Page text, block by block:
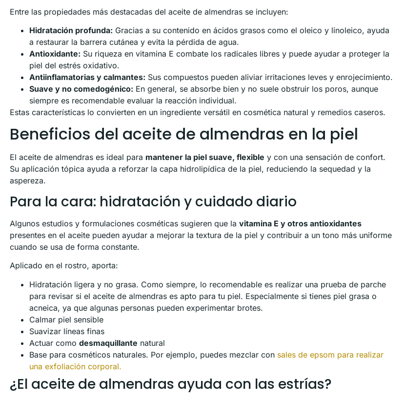
Entre las propiedades más destacadas del aceite de almendras se incluyen:
Hidratación profunda: Gracias a su contenido en ácidos grasos como el oleico y linoleico, ayuda
a restaurar la barrera cutánea y evita la pérdida de agua.
Antioxidante: Su riqueza en vitamina E combate los radicales libres y puede ayudar a proteger la
piel del estrés oxidativo.
Antiinflamatorias y calmantes: Sus compuestos pueden aliviar irritaciones leves y enrojecimiento.
Suave y no comedogénico: En general, se absorbe bien y no suele obstruir los poros, aunque
siempre es recomendable evaluar la reacción individual.
Estas características lo convierten en un ingrediente versátil en cosmética natural y remedios caseros.
Beneficios del aceite de almendras en la piel
El aceite de almendras es ideal para mantener la piel suave, flexible y con una sensación de confort.
Su aplicación tópica ayuda a reforzar la capa hidrolipídica de la piel, reduciendo la sequedad y la
aspereza.
Para la cara: hidratación y cuidado diario
Algunos estudios y formulaciones cosméticas sugieren que la vitamina E y otros antioxidantes
presentes en el aceite pueden ayudar a mejorar la textura de la piel y contribuir a un tono más uniforme
cuando se usa de forma constante.
Aplicado en el rostro, aporta:
Hidratación ligera y no grasa. Como siempre, lo recomendable es realizar una prueba de parche
para revisar si el aceite de almendras es apto para tu piel. Especialmente si tienes piel grasa o
acneica, ya que algunas personas pueden experimentar brotes.
Calmar piel sensible
Suavizar líneas finas
Actuar como desmaquillante natural
Base para cosméticos naturales. Por ejemplo, puedes mezclar con sales de epsom para realizar
una exfoliación corporal.
¿El aceite de almendras ayuda con las estrías?